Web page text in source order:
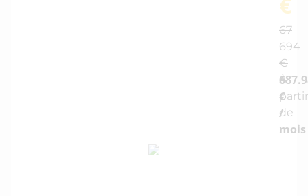
67
694
€
À
partir
de
:
€
/
mois